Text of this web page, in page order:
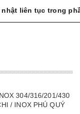
tục trong
304/316/201/430
/ INOX PHÚ QUÝ